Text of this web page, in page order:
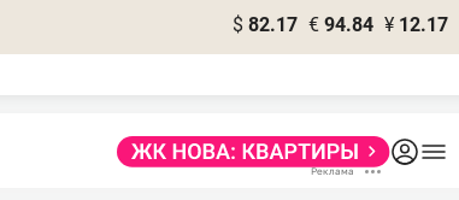
$ 82.17 € 94.84 ¥ 12.17